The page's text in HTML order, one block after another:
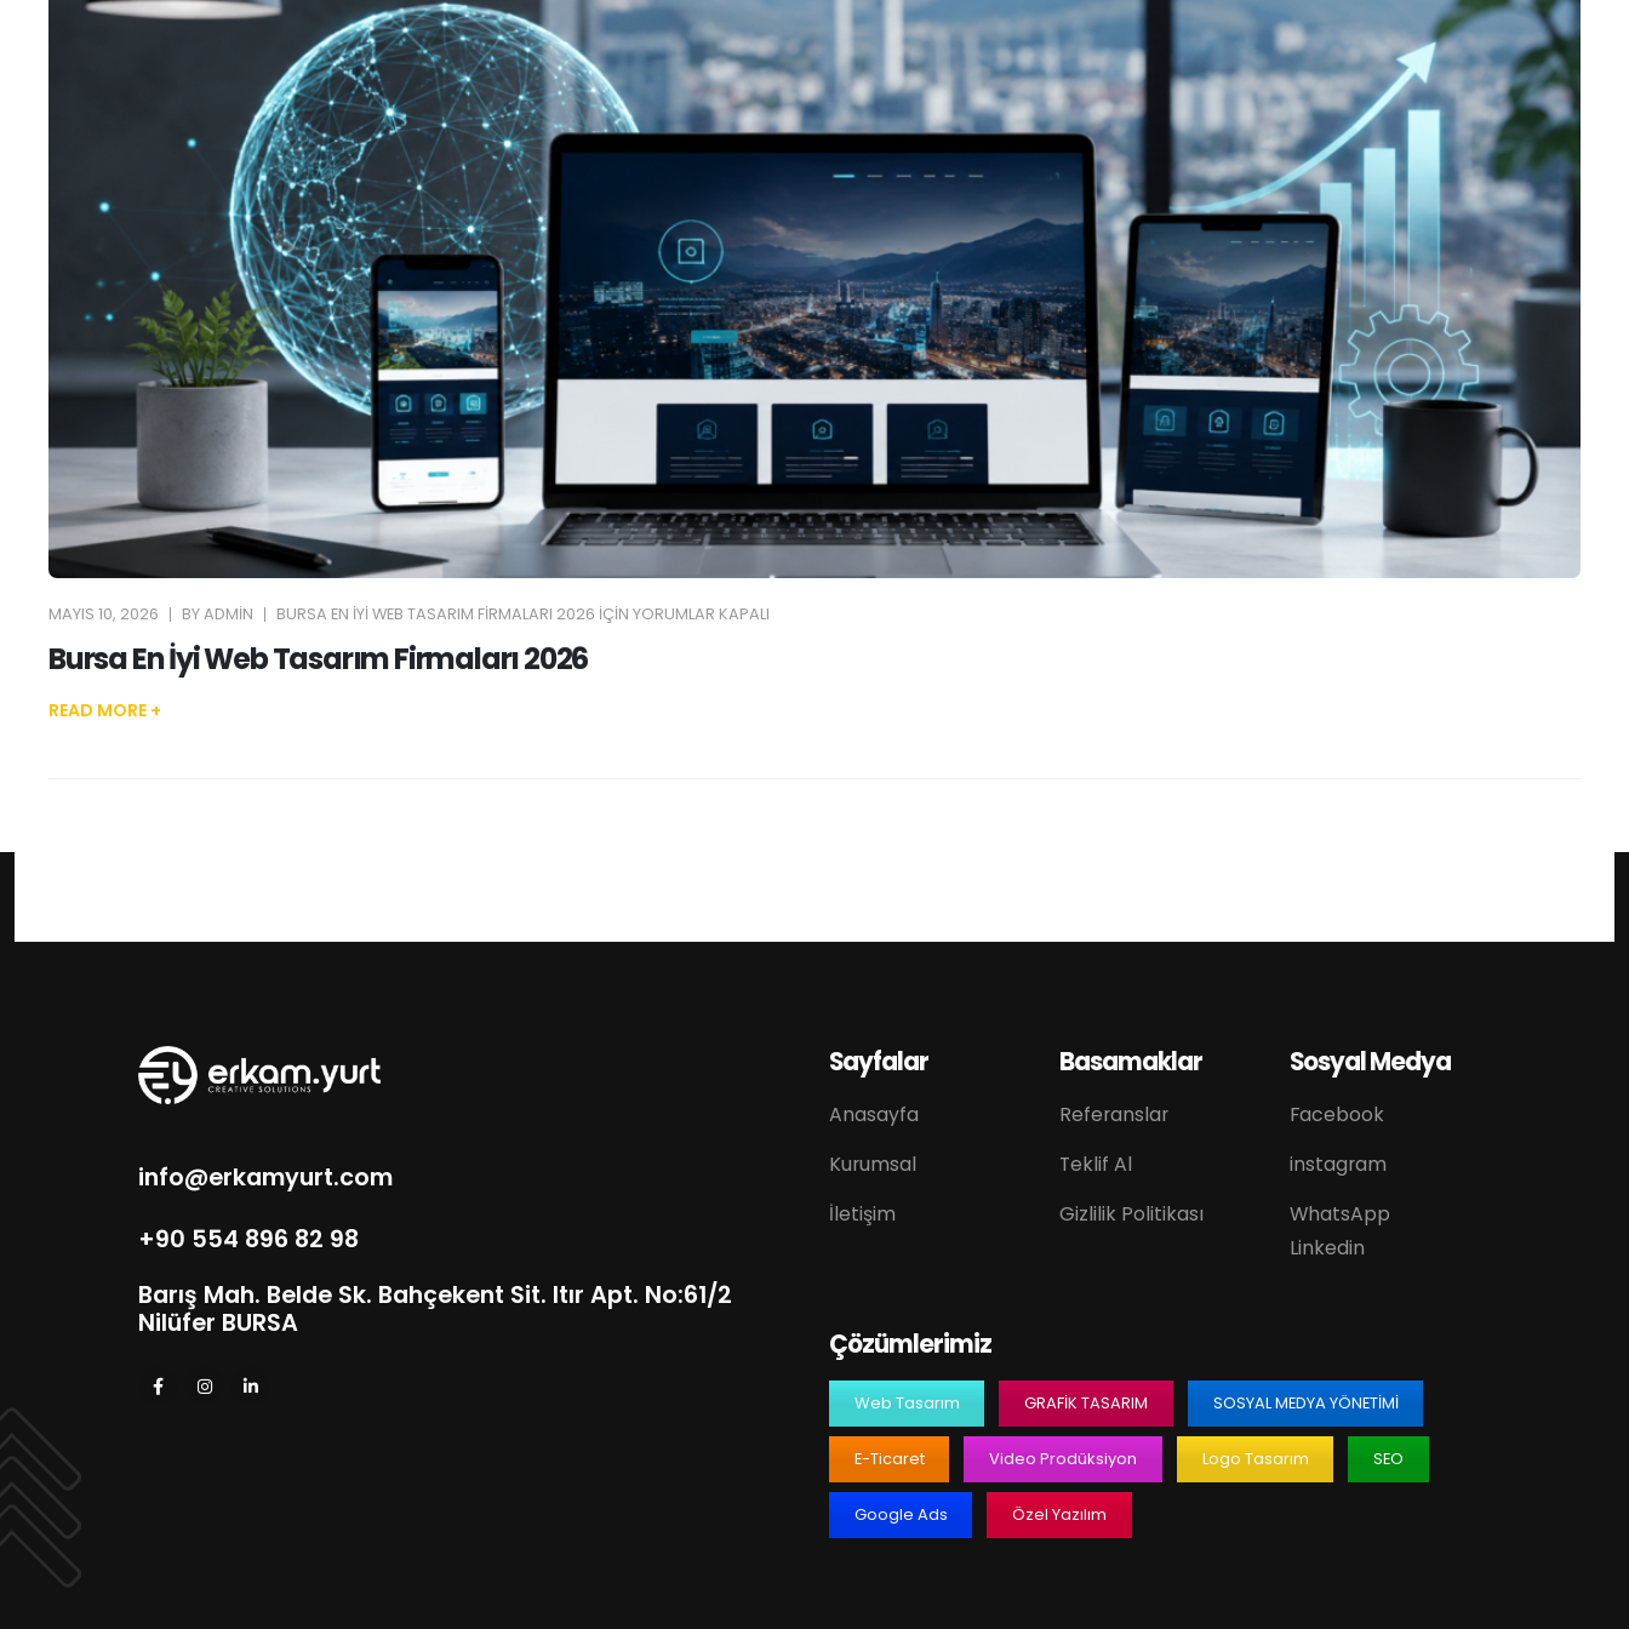
MAYIS 10, 2026 BYADMIN BURSA EN İYI WEB TASARIM FIRMALARI 2026 IÇIN YORUMLAR KAPALI
Bursa En İyi Web Tasarım Firmaları 2026
READ MORE +
info@erkamyurt.com
+90 554 896 82 98
Barış Mah. Belde Sk. Bahçekent Sit. Itır Apt. No:61/2
Nilüfer BURSA
Sayfalar
Anasayfa
Kurumsal
İletişim
Basamaklar
Referanslar
Teklif Al
Gizlilik Politikası
Sosyal Medya
Facebook
instagram
WhatsApp
Linkedin
Çözümlerimiz
Web Tasarım GRAFIK TASARIM SOSYAL MEDYA YÖNETIMI
E-Ticaret Video Prodüksiyon Logo Tasarım SEO
Google Ads Özel Yazılım